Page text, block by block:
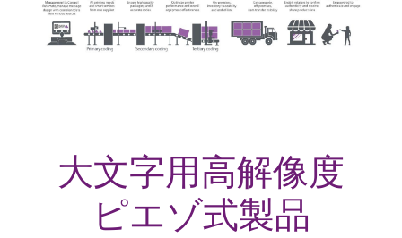
大文字用高解像度
ピエゾ式製品